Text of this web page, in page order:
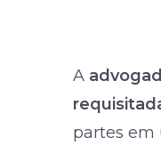
A
partes em